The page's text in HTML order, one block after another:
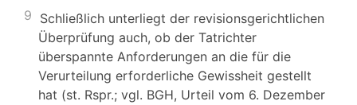
9 Schließlich unterliegt der revisionsgerichtlichen
Überprüfung auch, ob der Tatrichter
überspannte Anforderungen an die für die
Verurteilung erforderliche Gewissheit gestellt
hat (st. Rspr.; vgl. BGH, Urteil vom 6. Dezember